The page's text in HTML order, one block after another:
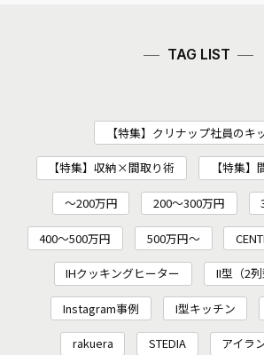
TAG LIST
【特集】クリナップ社員のキ
【特集】収納×間取り術 【特集
～200万円 200〜300万円
400～500万円 500万円～
IHクッキングヒーター II型（2
Instagram事例 I型キッチン
rakuera STEDIA アイラ